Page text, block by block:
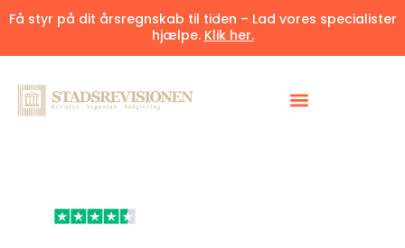
Få styr på dit årsregnskab til tiden – Lad vores specialister
hjælpe. Klik her.